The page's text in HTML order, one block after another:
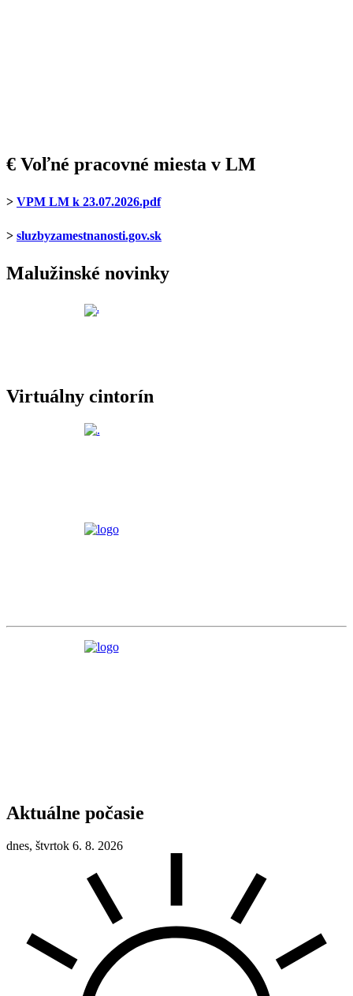
€ Voľné pracovné miesta v LM
> VPM LM k 23.07.2026.pdf
> sluzbyzamestnanosti.gov.sk
Malužinské novinky
Virtuálny cintorín
Aktuálne počasie
dnes, štvrtok 6. 8. 2026